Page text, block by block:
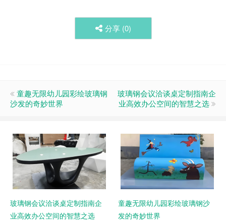
分享 (0)
童趣无限幼儿园彩绘玻璃钢
沙发的奇妙世界
玻璃钢会议洽谈桌定制指南企
业高效办公空间的智慧之选
玻璃钢会议洽谈桌定制指南企
业高效办公空间的智慧之选
童趣无限幼儿园彩绘玻璃钢沙
发的奇妙世界